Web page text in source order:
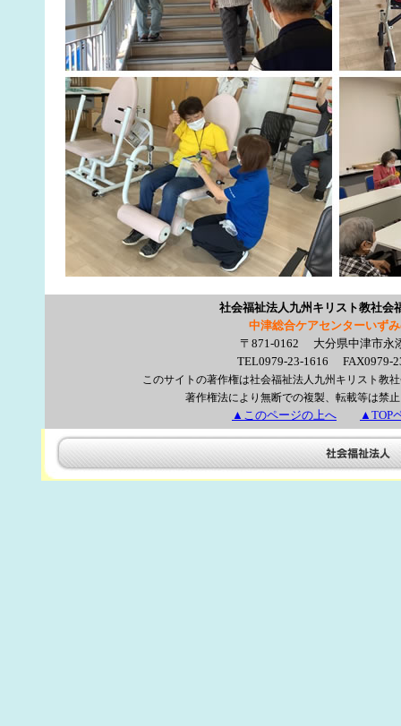
社会福祉法人九州キリスト教社会
中津総合ケアセンターいず
〒871-0162 大分県中津市永
TEL0979-23-1616 FAX0979-
このサイトの著作権は社会福祉法人九州キリスト教
著作権法により無断での複製、転載等は禁
▲このページの上へ ▲TOP